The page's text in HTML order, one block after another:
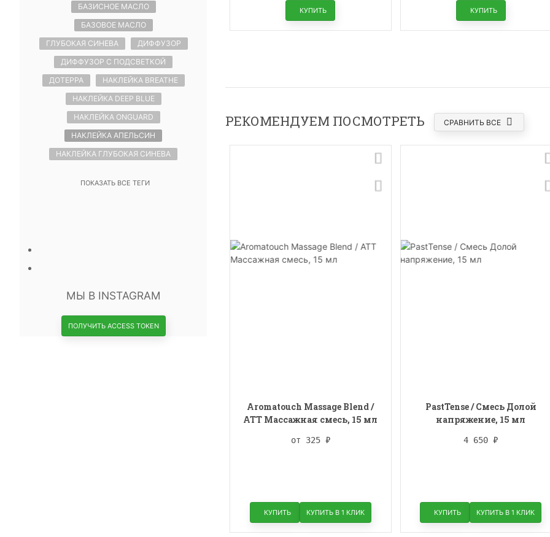
КУПИТЬ КУПИТЬ
РЕКОМЕНДУЕМ ПОСМОТРЕТЬ СРАВНИТЬ ВСЕ
Aromatouch Massage Blend /
АТТ Массажная смесь, 15 мл
от 325 ₽
КУПИТЬ КУПИТЬ В 1 КЛИК
PastTense / Смесь Долой
напряжение, 15 мл
4 650₽
КУПИТЬ КУПИТЬ В 1 КЛИК
БАЗИСНОЕ МАСЛО
БАЗОВОЕ МАСЛО
ГЛУБОКАЯ СИНЕВА
ДИФФУЗОР
ДИФФУЗОР С ПОДСВЕТКОЙ
ДОТЕРРА
НАКЛЕЙКА BREATHE
НАКЛЕЙКА DEEP BLUE
НАКЛЕЙКА ONGUARD
НАКЛЕЙКА АПЕЛЬСИН
НАКЛЕЙКА ГЛУБОКАЯ СИНЕВА
ПОКАЗАТЬ ВСЕ ТЕГИ
МЫ В INSTAGRAM
ПОЛУЧИТЬ ACCESS TOKEN